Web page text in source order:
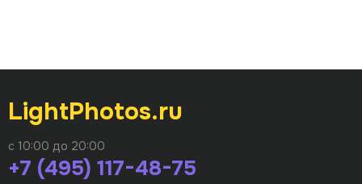
LightPhotos.ru
с 10:00 до 20:00
+7 (495) 117-48-75